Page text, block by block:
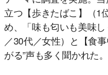
立つ【歩きたばこ】（1
め、「味も匂いも美味
／30代／女性）と【食
がる”声も多く聞かれた。